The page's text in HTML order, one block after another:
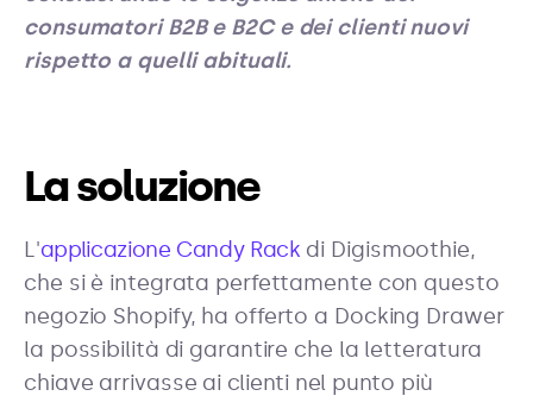
consumatori B2B e B2C e dei clienti nuovi
rispetto a quelli abituali.
La soluzione
L'applicazione Candy Rack di Digismoothie,
che si è integrata perfettamente con questo
negozio Shopify, ha offerto a Docking Drawer
la possibilità di garantire che la letteratura
chiave arrivasse ai clienti nel punto più